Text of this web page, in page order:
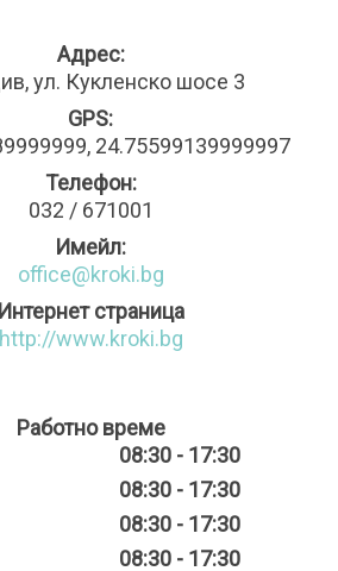
Адрес:
ул. Кукленско шосе 3
GPS:
24.75599139999997
Телефон:
032 / 671001
Имейл:
office@kroki.bg
Интернет страница
http://www.kroki.bg
Работно време
08:30 - 17:30
08:30 - 17:30
08:30 - 17:30
08:30 - 17:30